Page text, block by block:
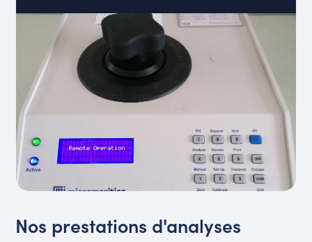
Nos prestations d'analyses